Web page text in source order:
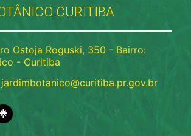
CURITIBA
Ostoja Roguski, 350 - Bairro:
- Curitiba
jardimbotanico@curitiba.pr.gov.br